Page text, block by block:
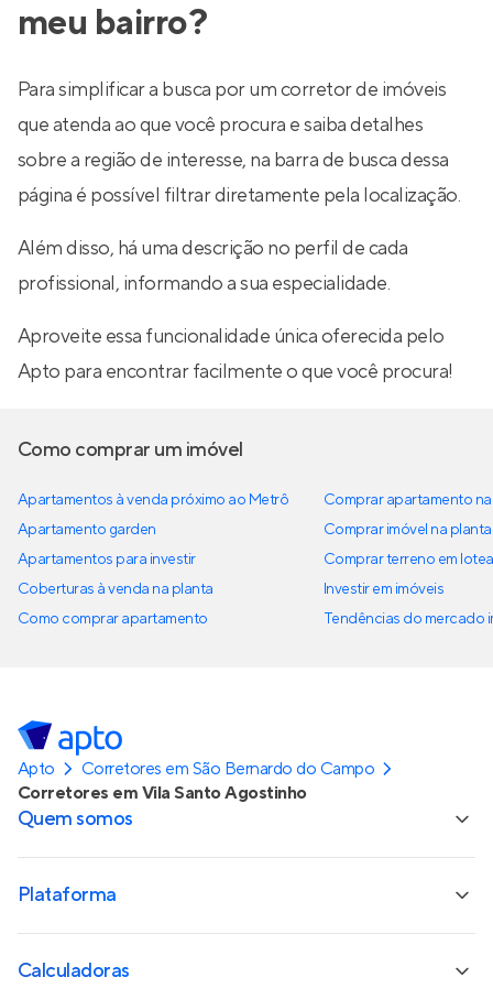
meu bairro?
Para simplificar a busca por um corretor de imóveis
que atenda ao que você procura e saiba detalhes
sobre a região de interesse, na barra de busca dessa
página é possível filtrar diretamente pela localização.
Além disso, há uma descrição no perfil de cada
profissional, informando a sua especialidade.
Aproveite essa funcionalidade única oferecida pelo
Apto para encontrar facilmente o que você procura!
Como comprar um imóvel
Apartamentos à venda próximo ao Metrô
Apartamento garden
Apartamentos para investir
Coberturas à venda na planta
Como comprar apartamento
Comprar apartamento
Comprar imóvel na planta
Comprar terreno em
Investir em imóveis
Tendências do mercado
Apto
Corretores em São Bernardo do Campo
Corretores em Vila Santo Agostinho
Quem somos
Plataforma
Calculadoras